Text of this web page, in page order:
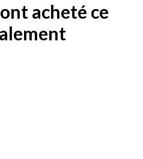
acheté ce